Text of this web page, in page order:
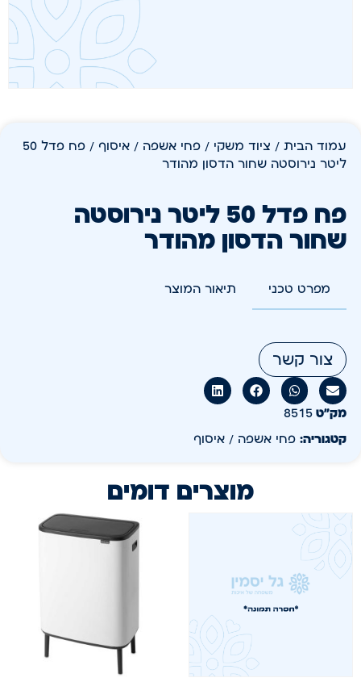
עמוד הבית / ציוד משקי / פחי אשפה / איסוף
/ פח פדל 50
ליטר נירוסטה שחור הדסון מהודר
פח פדל 50 ליטר נירוסטה
שחור הדסון מהודר
מפרט טכני תיאור המוצר
צור קשר
מק״ט 8515
קטגוריה: פחי אשפה / איסוף
מוצרים דומים